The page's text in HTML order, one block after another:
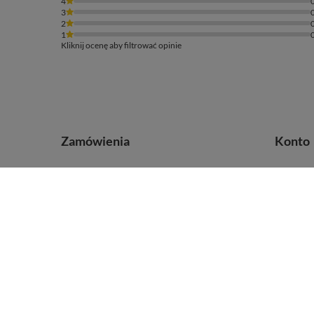
3
2
1
Kliknij ocenę aby filtrować opinie
Zamówienia Konto